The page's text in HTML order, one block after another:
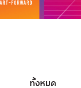
ทั้งหมด